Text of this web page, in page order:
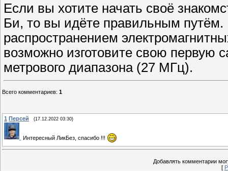
Если вы хотите начать своё
Би, то вы идёте правильным
распространением
возможно изготовите свою первую
метрового диапазона (27 МГц).
Всего комментариев: 1
1 Персей (17.12.2022 03:30)
Интересный ЛикБез, спасибо !!!
Добавлять комментарии
[